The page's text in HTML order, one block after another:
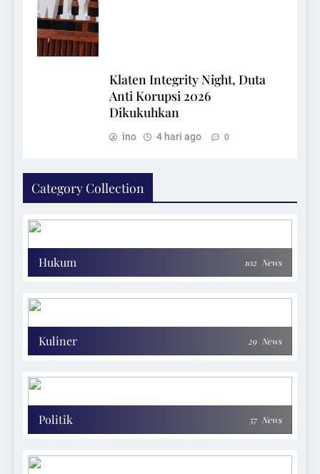
Klaten Integrity Night, Duta
Anti Korupsi 2026
Dikukuhkan
ino 4 hari ago 0
Category Collection
Hukum 102 News
Kuliner 29 News
Politik 57 News